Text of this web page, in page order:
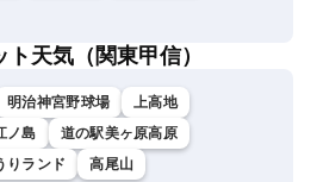
天気（関東甲信）
明治神宮野球場
上高地
ノ島
道の駅美ヶ原高原
りランド
高尾山